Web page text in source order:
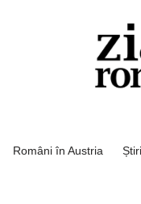
Români în Austria